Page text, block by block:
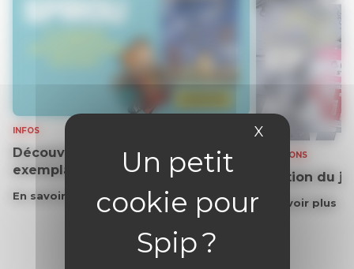
X Masquer le
INFOS
Découvrez gratuitement un
exemplaire du journal !
En savoir plus
SOLUTIONS
Solution du
En savoir plus